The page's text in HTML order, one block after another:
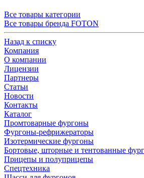
Все товары категории
Все товары бренда FOTON
Назад к списку
Компания
О компании
Лицензии
Партнеры
Статьи
Новости
Контакты
Каталог
Промтоварные фургоны
Фургоны-рефрижераторы
Изотермические фургоны
Бортовые, шторные и тентованные
Прицепы и полуприцепы
Спецтехника